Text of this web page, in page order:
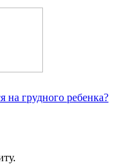
на грудного ребенка?